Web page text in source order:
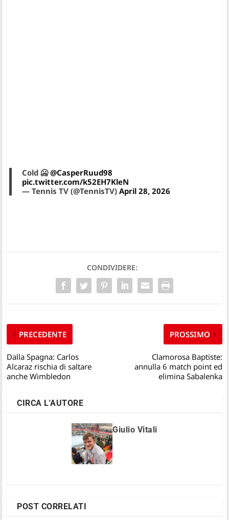
Cold 🥶@CasperRuud98
pic.twitter.com/k52EH7KleN
— Tennis TV (@TennisTV)April 28, 2026
CONDIVIDERE:
PRECEDENTE
Dalla Spagna: Carlos
Alcaraz rischia di saltare
anche Wimbledon
PROSSIMO
Clamorosa Baptiste:
annulla 6 match point ed
elimina Sabalenka
CIRCA L'AUTORE
Giulio Vitali
POST CORRELATI